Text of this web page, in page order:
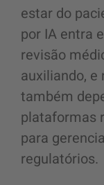
estar do
por IA entra
revisão
auxiliando, e
também
plataformas
para
regulatórios.